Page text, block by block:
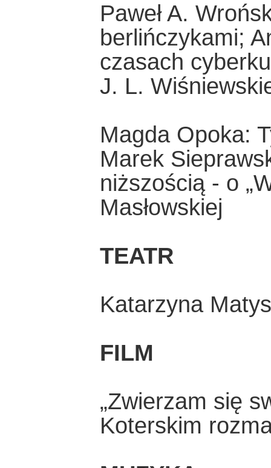
Paweł A.
berlińczykami;
czasach
J. L.
Magda Opoka:
Marek
niższością - o
Masłowskiej
TEATR
Katarzyna
FILM
„Zwierzam się
Koterskim